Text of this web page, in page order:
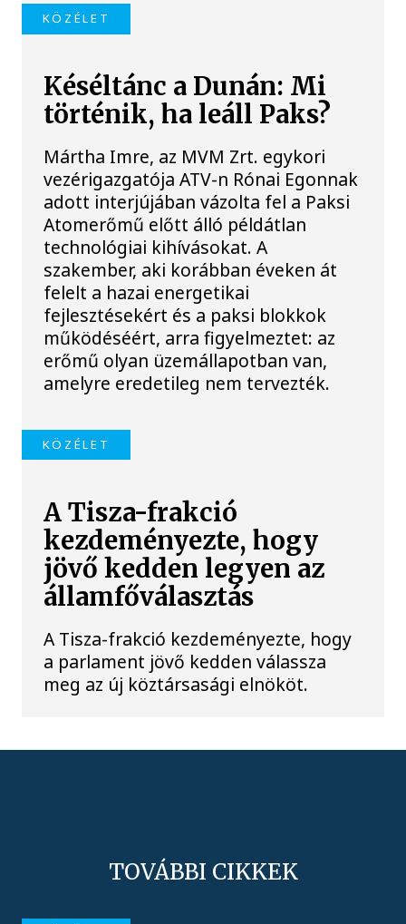
KÖZÉLET
Késéltánc a Dunán: Mi
történik, ha leáll Paks?
Mártha Imre, az MVM Zrt. egykori
vezérigazgatója ATV-n Rónai Egonnak
adott interjújában vázolta fel a Paksi
Atomerőmű előtt álló példátlan
technológiai kihívásokat. A
szakember, aki korábban éveken át
felelt a hazai energetikai
fejlesztésekért és a paksi blokkok
működéséért, arra figyelmeztet: az
erőmű olyan üzemállapotban van,
amelyre eredetileg nem tervezték.
KÖZÉLET
A Tisza-frakció
kezdeményezte, hogy
jövő kedden legyen az
államfőválasztás
A Tisza-frakció kezdeményezte, hogy
a parlament jövő kedden válassza
meg az új köztársasági elnököt.
TOVÁBBI CIKKEK